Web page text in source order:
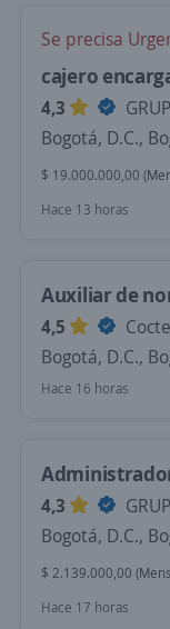
Se precisa
cajero
4,3
Bogotá, D.C.,
$ 19.000.000,00
Hace 13 horas
Auxiliar de
4,5
Bogotá, D.C.,
Hace 16 horas
4,3
Bogotá, D.C.,
$ 2.139.000,00
Hace 17 horas